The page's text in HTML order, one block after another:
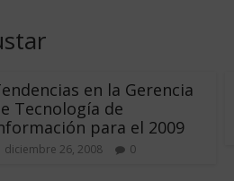
en la Gerencia
Tecnología de
para el 2009
diciembre 26, 2008 0